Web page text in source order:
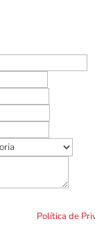
Política de